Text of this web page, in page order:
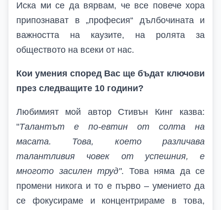
Иска ми се да вярвам, че все повече хора
припознават в „професия“ дълбочината и
важността на каузите, на ролята за
обществото на всеки от нас.
Кои умения според Вас ще бъдат ключови
през следващите 10 години?
Любимият мой автор Стивън Кинг казва:
"Талантът е по-евтин от солта на
масата. Това, което различава
талантливия човек от успешния, е
многото засилен труд". Това няма да се
промени никога и то е първо – умението да
се фокусираме и концентрираме в това,